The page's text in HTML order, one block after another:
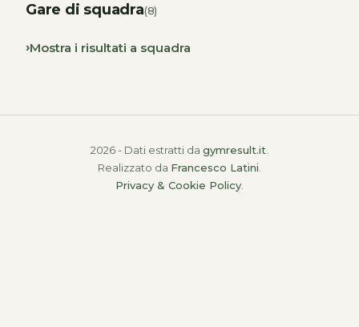
Gare di squadra(8)
Mostra i risultati a squadra
2026 - Dati estratti da gymresult.it
Realizzato da Francesco Latini
Privacy & Cookie Policy